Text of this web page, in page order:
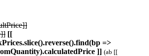
[[
=>
]] (ab [[